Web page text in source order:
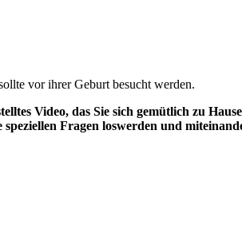
vor ihrer Geburt besucht werden.
Video, das Sie sich gemütlich zu
Fragen loswerden und